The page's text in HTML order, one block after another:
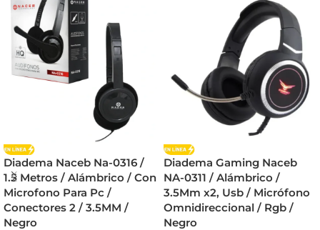
Diadema Naceb Na-0316 /
1.5 Metros / Alámbrico / Con
Microfono Para Pc /
Conectores 2 / 3.5MM /
Negro
Diadema Gaming Naceb
NA-0311 / Alámbrico /
3.5Mm x2, Usb / Micrófono
Omnidireccional / Rgb /
Negro